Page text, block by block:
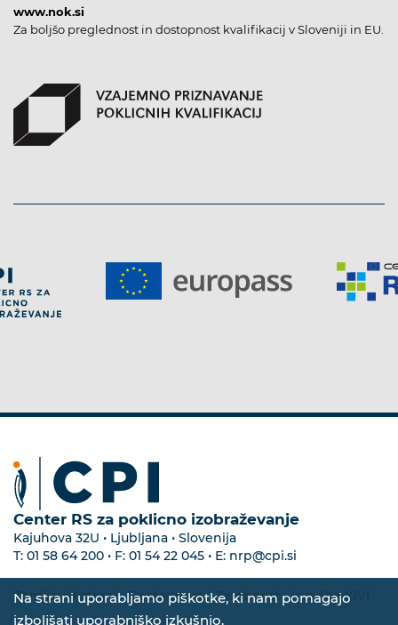
Na strani uporabljamo piškotke, ki nam pomagajo
izboljšati uporabniško izkušnjo.
www.nok.si
Za boljšo preglednost in dostopnost kvalifikacij v Sloveniji in EU.
Center RS za poklicno izobraževanje
Kajuhova 32U • Ljubljana • Slovenija
T: 01 58 64 200 • F: 01 54 22 045 • E: nrp@cpi.si
Zemljevid strani•Dostopnost•Zasebnost •Izvedba KIVI